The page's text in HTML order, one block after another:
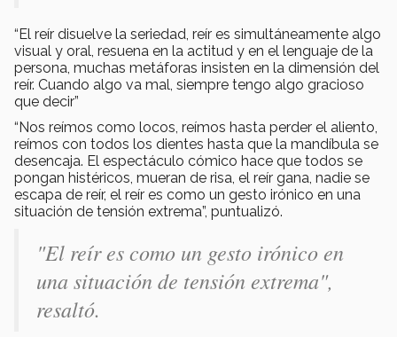
“El reír disuelve la seriedad, reír es simultáneamente algo
visual y oral, resuena en la actitud y en el lenguaje de la
persona, muchas metáforas insisten en la dimensión del
reír. Cuando algo va mal, siempre tengo algo gracioso
que decir”
“Nos reímos como locos, reímos hasta perder el aliento,
reímos con todos los dientes hasta que la mandíbula se
desencaja. El espectáculo cómico hace que todos se
pongan histéricos, mueran de risa, el reír gana, nadie se
escapa de reír, el reír es como un gesto irónico en una
situación de tensión extrema”, puntualizó.
"El reír es como un gesto irónico en
una situación de tensión extrema",
resaltó.